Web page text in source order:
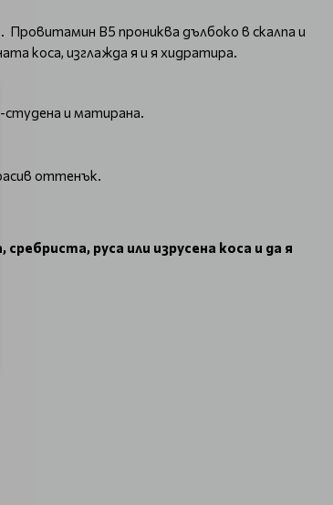
B5 прониква дълбоко в скалпа и
коса, изглажда я и я хидратира.
студена и матирана.
оттенък.
руса или изрусена коса и да я